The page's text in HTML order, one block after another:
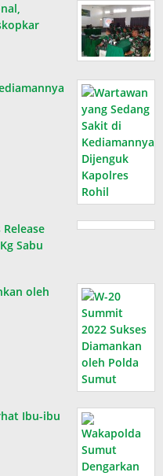
Sabu
oleh
Ibu-ibu